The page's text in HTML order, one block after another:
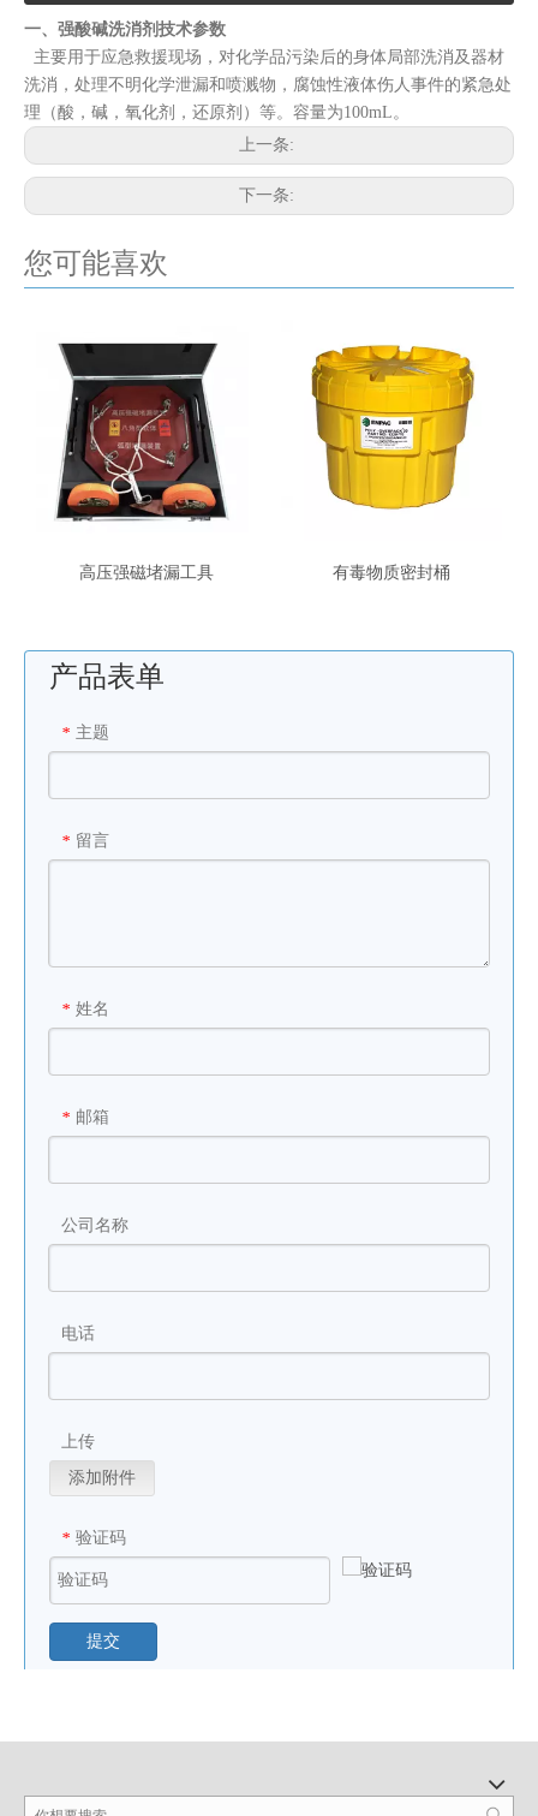
一、强酸碱洗消剂 技术参数
主要用于应急救援现场，对化学品污染后的身体局部洗消及器材
洗消，处理不明化学泄漏和喷溅物，腐蚀性液体伤人事件的紧急处
理（酸，碱，氧化剂，还原剂）等。容量为100mL。
上一条:
下一条:
您可能喜欢
高压强磁堵漏工具 有毒物质密封桶
产品表单
* 主题
* 留言
* 姓名
* 邮箱
公司名称
电话
上传
添加附件
* 验证码
提交
产品列表